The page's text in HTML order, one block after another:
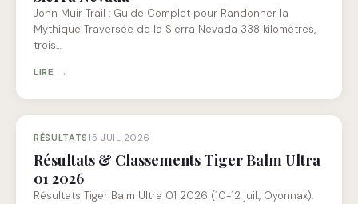
John Muir Trail : Guide Complet pour Randonner la
Mythique Traversée de la Sierra Nevada 338 kilomètres,
trois…
LIRE →
RÉSULTATS 15 JUIL 2026
Résultats & Classements Tiger Balm Ultra
01 2026
Résultats Tiger Balm Ultra 01 2026 (10-12 juil., Oyonnax).